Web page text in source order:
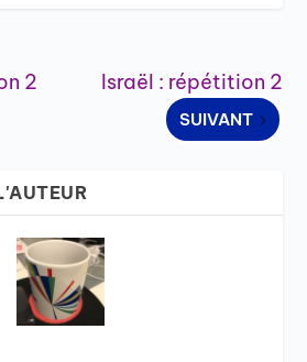
2 Israël : répétition 2
SUIVANT